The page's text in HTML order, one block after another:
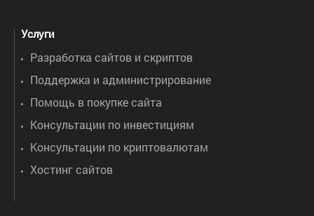
Услуги
Разработка сайтов и скриптов
Поддержка и администрирование
Помощь в покупке сайта
Консультации по инвестициям
Консультации по криптовалютам
Хостинг сайтов